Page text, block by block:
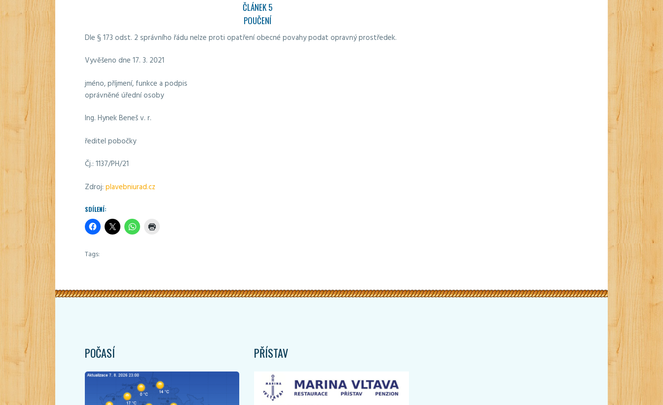
ČLÁNEK 5
POUČENÍ
Dle § 173 odst. 2 správního řádu nelze proti opatření obecné povahy podat opravný prostředek.
Vyvěšeno dne 17. 3. 2021
jméno, příjmení, funkce a podpis
oprávněné úřední osoby
Ing. Hynek Beneš v. r.
ředitel pobočky
Čj.: 1137/PH/21
Zdroj: plavebniurad.cz
SDÍLENÍ:
Tags:
POČASÍ PŘÍSTAV